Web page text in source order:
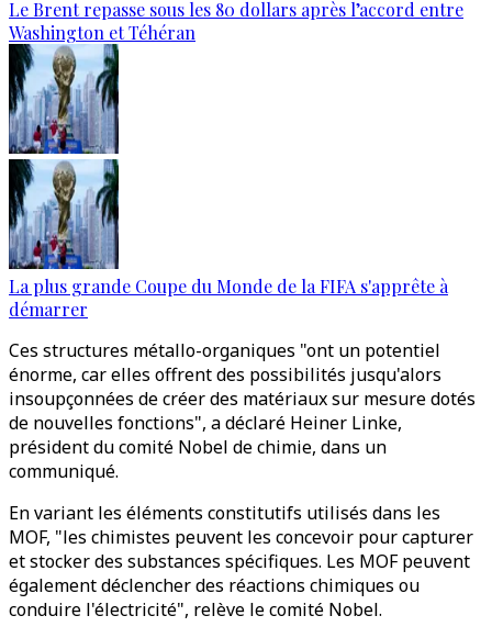
Le Brent repasse sous les 80 dollars après l’accord entre
Washington et Téhéran
La plus grande Coupe du Monde de la FIFA s'apprête à
démarrer
Ces structures métallo-organiques "ont un potentiel
énorme, car elles offrent des possibilités jusqu'alors
insoupçonnées de créer des matériaux sur mesure dotés
de nouvelles fonctions", a déclaré Heiner Linke,
président du comité Nobel de chimie, dans un
communiqué.
En variant les éléments constitutifs utilisés dans les
MOF, "les chimistes peuvent les concevoir pour capturer
et stocker des substances spécifiques. Les MOF peuvent
également déclencher des réactions chimiques ou
conduire l'électricité", relève le comité Nobel.